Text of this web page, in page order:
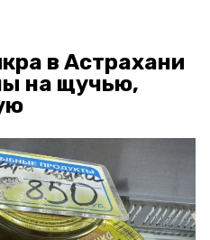
в Астрахани
на щучью,